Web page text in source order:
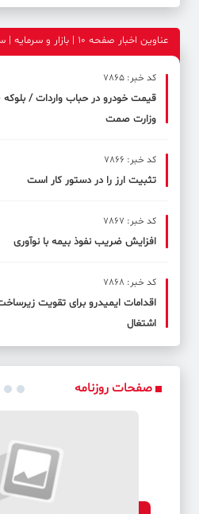
عناوین اخبار صفحه ۱۰ | بازار و سرمایه | سه شنبه 5 ار 1402
کد خبر: 7865
وزارت صمت
کد خبر: 7866
تثبیت ارز را در دستور کار است
کد خبر: 7867
افزایش ضریب نفوذ بیمه با نوآوری
کد خبر: 7868
اقدامات ایمیدرو برای تقویت
اشتغال
کد خبر: 7869
سالی که نکوست از بهارش پیداست
تکریم ارباب رجوع اولویت کاری مدیران
صفحات روزنامه